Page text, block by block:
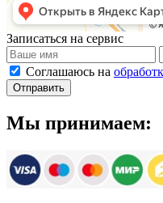
Записаться на сервис
Соглашаюсь на
Мы принимаем: